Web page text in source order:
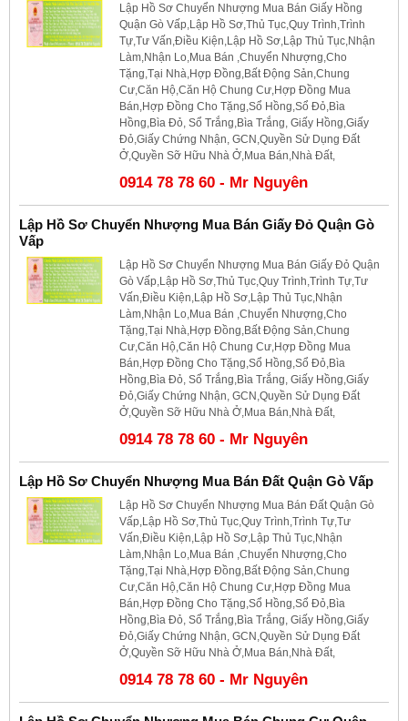
Lập Hồ Sơ Chuyển Nhượng Mua Bán Giấy Hồng
Quận Gò Vấp,Lập Hồ Sơ,Thủ Tục,Quy Trình,Trình
Tự,Tư Vấn,Điều Kiện,Lập Hồ Sơ,Lập Thủ Tục,Nhận
Làm,Nhận Lo,Mua Bán ,Chuyển Nhượng,Cho
Tặng,Tại Nhà,Hợp Đồng,Bất Động Sản,Chung
Cư,Căn Hộ,Căn Hộ Chung Cư,Hợp Đồng Mua
Bán,Hợp Đồng Cho Tặng,Sổ Hồng,Sổ Đỏ,Bìa
Hồng,Bìa Đỏ, Sổ Trắng,Bìa Trắng, Giấy Hồng,Giấy
Đỏ,Giấy Chứng Nhận, GCN,Quyền Sử Dụng Đất
Ở,Quyền Sỡ Hữu Nhà Ở,Mua Bán,Nhà Đất,
0914 78 78 60 - Mr Nguyên
Lập Hồ Sơ Chuyển Nhượng Mua Bán Giấy Đỏ Quận Gò
Vấp
Lập Hồ Sơ Chuyển Nhượng Mua Bán Giấy Đỏ Quận
Gò Vấp,Lập Hồ Sơ,Thủ Tục,Quy Trình,Trình Tự,Tư
Vấn,Điều Kiện,Lập Hồ Sơ,Lập Thủ Tục,Nhận
Làm,Nhận Lo,Mua Bán ,Chuyển Nhượng,Cho
Tặng,Tại Nhà,Hợp Đồng,Bất Động Sản,Chung
Cư,Căn Hộ,Căn Hộ Chung Cư,Hợp Đồng Mua
Bán,Hợp Đồng Cho Tặng,Sổ Hồng,Sổ Đỏ,Bìa
Hồng,Bìa Đỏ, Sổ Trắng,Bìa Trắng, Giấy Hồng,Giấy
Đỏ,Giấy Chứng Nhận, GCN,Quyền Sử Dụng Đất
Ở,Quyền Sỡ Hữu Nhà Ở,Mua Bán,Nhà Đất,
0914 78 78 60 - Mr Nguyên
Lập Hồ Sơ Chuyển Nhượng Mua Bán Đất Quận Gò Vấp
Lập Hồ Sơ Chuyển Nhượng Mua Bán Đất Quận Gò
Vấp,Lập Hồ Sơ,Thủ Tục,Quy Trình,Trình Tự,Tư
Vấn,Điều Kiện,Lập Hồ Sơ,Lập Thủ Tục,Nhận
Làm,Nhận Lo,Mua Bán ,Chuyển Nhượng,Cho
Tặng,Tại Nhà,Hợp Đồng,Bất Động Sản,Chung
Cư,Căn Hộ,Căn Hộ Chung Cư,Hợp Đồng Mua
Bán,Hợp Đồng Cho Tặng,Sổ Hồng,Sổ Đỏ,Bìa
Hồng,Bìa Đỏ, Sổ Trắng,Bìa Trắng, Giấy Hồng,Giấy
Đỏ,Giấy Chứng Nhận, GCN,Quyền Sử Dụng Đất
Ở,Quyền Sỡ Hữu Nhà Ở,Mua Bán,Nhà Đất,
0914 78 78 60 - Mr Nguyên